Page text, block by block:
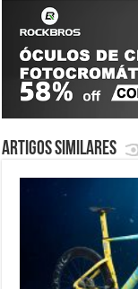
Artigos similares